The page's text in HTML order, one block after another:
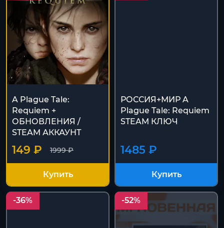
A Plague Tale:
Requiem +
ОБНОВЛЕНИЯ /
STEAM АККАУНТ
1999 ₽
149 ₽
Купить
РОССИЯ+МИР A
Plague Tale: Requiem
STEAM КЛЮЧ
1485 ₽
Купить
-36% -52%